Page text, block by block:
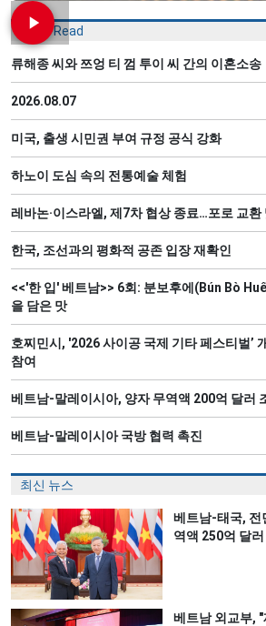
Most Read
류해종 씨와 쯔엉 티 껌 투이 씨 간의 이혼소송
2026.08.07
미국, 출생 시민권 부여 규정 공식 강화
하노이 도심 속의 전통예술 체험
레바논·이스라엘, 제7차 협상 종료…포로 교환
한국, 조선과의 평화적 공존 입장 재확인
<<'한 입' 베트남>> 6회: 분보후에(Bún Bò
을 담은 맛
호찌민시, '2026 사이공 국제 기타 페스티벌’
참여
베트남-말레이시아, 양자 무역액 200억 달러
베트남-말레이시아 국방 협력 촉진
최신 뉴스
베트남-태국, 전
역액 250억 달
베트남 외교부,